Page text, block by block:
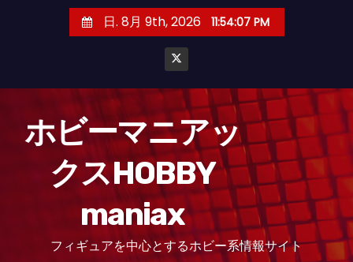
日. 8月 9th, 2026 11:54:08 PM
ホビーマニアッ
クスHOBBY
maniax
フィギュアを中心とするホビー系情報サイト